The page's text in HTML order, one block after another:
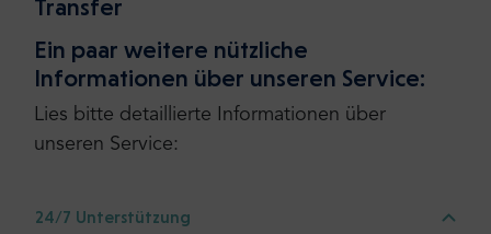
Transfer
Ein paar weitere nützliche
Informationen über unseren Service:
Lies bitte detaillierte Informationen über
unseren Service:
24/7 Unterstützung